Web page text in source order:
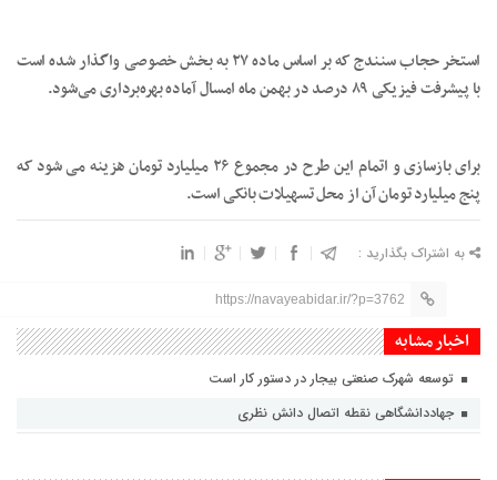
استخر حجاب سنندج که بر اساس ماده ۲۷ به بخش خصوصی واگذار شده است
با پیشرفت فیزیکی ۸۹ درصد در بهمن ماه امسال آماده بهره‌برداری می‌شود.
برای بازسازی و اتمام این طرح در مجموع ۲۶ میلیارد تومان هزینه می شود که
پنج میلیارد تومان آن از محل تسهیلات بانکی است.
به اشتراک بگذارید :
https://navayeabidar.ir/?p=3762
اخبار مشابه
توسعه شهرک صنعتی بیجار در دستور کار است
جهاددانشگاهی نقطه اتصال دانش نظری